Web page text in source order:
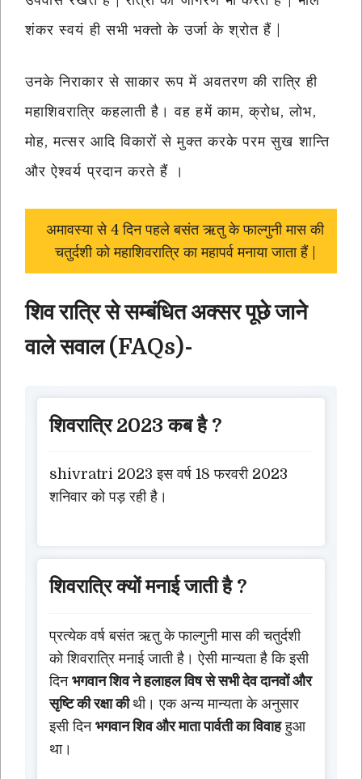
शंकर स्वयं ही सभी भक्तो के उर्जा के श्रोत हैं |
उनके निराकार से साकार रूप में अवतरण की रात्रि ही
महाशिवरात्रि कहलाती है। वह हमें काम, क्रोध, लोभ,
मोह, मत्सर आदि विकारों से मुक्त करके परम सुख शान्ति
और ऐश्वर्य प्रदान करते हैं ।
अमावस्या से 4 दिन पहले बसंत ऋतु के फाल्गुनी मास की
चतुर्दशी को महाशिवरात्रि का महापर्व मनाया जाता हैं |
शिव रात्रि से सम्बंधित अक्सर पूछे जाने
वाले सवाल (FAQs)-
शिवरात्रि 2023 कब है ?
shivratri 2023 इस वर्ष 18 फरवरी 2023
शनिवार को पड़ रही है।
शिवरात्रि क्यों मनाई जाती है ?
प्रत्येक वर्ष बसंत ऋतु के फाल्गुनी मास की चतुर्दशी
को शिवरात्रि मनाई जाती है। ऐसी मान्यता है कि इसी
दिन भगवान शिव ने हलाहल विष से सभी देव दानवों और
सृष्टि की रक्षा कीथी। एक अन्य मान्यता के अनुसार
इसी दिन भगवान शिव और माता पार्वती का विवाहहुआ
था।